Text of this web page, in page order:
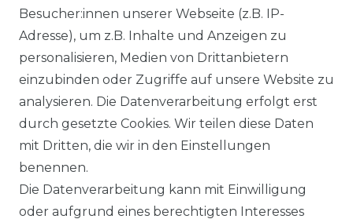
KLIMA- UND UMWELTSCHUTZ
LEXIKON
UNTERNEHMEN
ÜBER UNS
Besucher:innen unserer Webseite (z.B. IP-
Adresse), um z.B. Inhalte und Anzeigen zu
personalisieren, Medien von Drittanbietern
einzubinden oder Zugriffe auf unsere Website zu
analysieren. Die Datenverarbeitung erfolgt erst
durch gesetzte Cookies. Wir teilen diese Daten
mit Dritten, die wir in den Einstellungen
benennen.
Die Datenverarbeitung kann mit Einwilligung
oder aufgrund eines berechtigten Interesses